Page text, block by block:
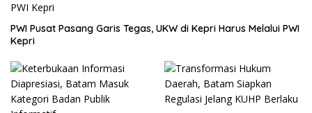
PWI Pusat Pasang Garis Tegas, UKW di Kepri Harus Melalui PWI
Kepri